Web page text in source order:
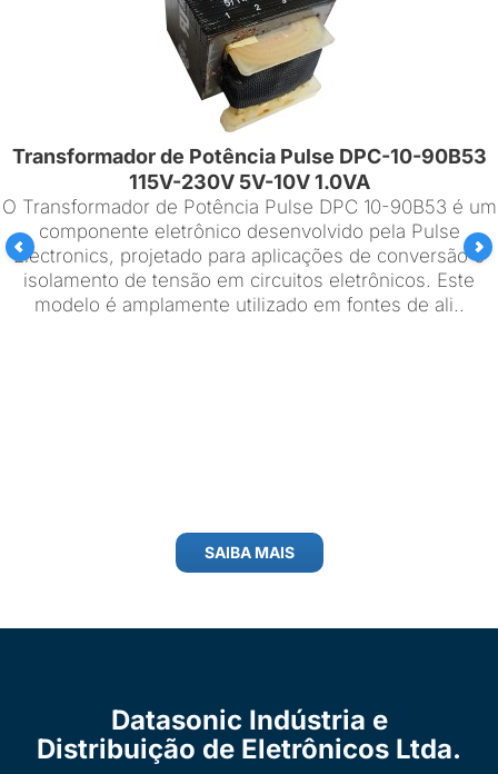
Transformador de Potência Pulse DPC-10-90B53
115V-230V 5V-10V 1.0VA
O Transformador de Potência Pulse DPC 10-90B53 é um
componente eletrônico desenvolvido pela Pulse
Electronics, projetado para aplicações de conversão e
isolamento de tensão em circuitos eletrônicos. Este
modelo é amplamente utilizado em fontes de ali..
SAIBA MAIS
Datasonic Indústria e
Distribuição de Eletrônicos Ltda.